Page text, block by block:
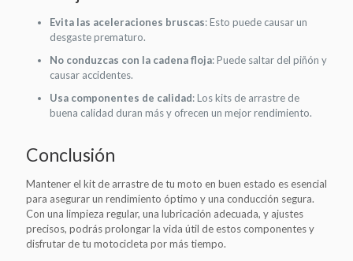
Evita las aceleraciones bruscas: Esto puede causar un
desgaste prematuro.
No conduzcas con la cadena floja: Puede saltar del piñón y
causar accidentes.
Usa componentes de calidad: Los kits de arrastre de
buena calidad duran más y ofrecen un mejor rendimiento.
Conclusión
Mantener el kit de arrastre de tu moto en buen estado es esencial
para asegurar un rendimiento óptimo y una conducción segura.
Con una limpieza regular, una lubricación adecuada, y ajustes
precisos, podrás prolongar la vida útil de estos componentes y
disfrutar de tu motocicleta por más tiempo.